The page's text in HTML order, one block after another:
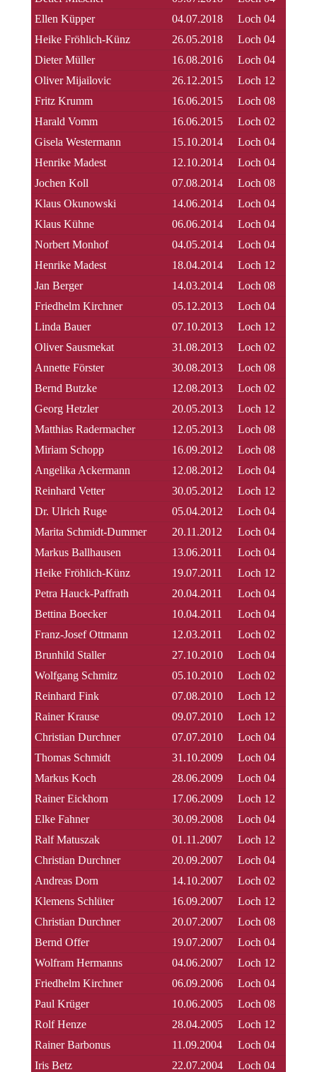
Ellen Küpper
04.07.2018
Loch 04
Heike Fröhlich-Künz
26.05.2018
Loch 04
Dieter Müller
16.08.2016
Loch 04
Oliver Mijailovic
26.12.2015
Loch 12
Fritz Krumm
16.06.2015
Loch 08
Harald Vomm
16.06.2015
Loch 02
Gisela Westermann
15.10.2014
Loch 04
Henrike Madest
12.10.2014
Loch 04
Jochen Koll
07.08.2014
Loch 08
Klaus Okunowski
14.06.2014
Loch 04
Klaus Kühne
06.06.2014
Loch 04
Norbert Monhof
04.05.2014
Loch 04
Henrike Madest
18.04.2014
Loch 12
Jan Berger
14.03.2014
Loch 08
Friedhelm Kirchner
05.12.2013
Loch 04
Linda Bauer
07.10.2013
Loch 12
Oliver Sausmekat
31.08.2013
Loch 02
Annette Förster
30.08.2013
Loch 08
Bernd Butzke
12.08.2013
Loch 02
Georg Hetzler
20.05.2013
Loch 12
Matthias Radermacher
12.05.2013
Loch 08
Miriam Schopp
16.09.2012
Loch 08
Angelika Ackermann
12.08.2012
Loch 04
Reinhard Vetter
30.05.2012
Loch 12
Dr. Ulrich Ruge
05.04.2012
Loch 04
Marita Schmidt-Dummer
20.11.2012
Loch 04
Markus Ballhausen
13.06.2011
Loch 04
Heike Fröhlich-Künz
19.07.2011
Loch 12
Petra Hauck-Paffrath
20.04.2011
Loch 04
Bettina Boecker
10.04.2011
Loch 04
Franz-Josef Ottmann
12.03.2011
Loch 02
Brunhild Staller
27.10.2010
Loch 04
Wolfgang Schmitz
05.10.2010
Loch 02
Reinhard Fink
07.08.2010
Loch 12
Rainer Krause
09.07.2010
Loch 12
Christian Durchner
07.07.2010
Loch 04
Thomas Schmidt
31.10.2009
Loch 04
Markus Koch
28.06.2009
Loch 04
Rainer Eickhorn
17.06.2009
Loch 12
Elke Fahner
30.09.2008
Loch 04
Ralf Matuszak
01.11.2007
Loch 12
Christian Durchner
20.09.2007
Loch 04
Andreas Dorn
14.10.2007
Loch 02
Klemens Schlüter
16.09.2007
Loch 12
Christian Durchner
20.07.2007
Loch 08
Bernd Offer
19.07.2007
Loch 04
Wolfram Hermanns
04.06.2007
Loch 12
Friedhelm Kirchner
06.09.2006
Loch 04
Paul Krüger
10.06.2005
Loch 08
Rolf Henze
28.04.2005
Loch 12
Rainer Barbonus
11.09.2004
Loch 04
Iris Betz
22.07.2004
Loch 04